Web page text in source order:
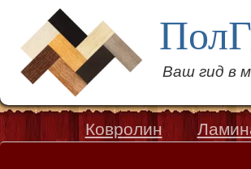
Ваш гид в
Ковролин